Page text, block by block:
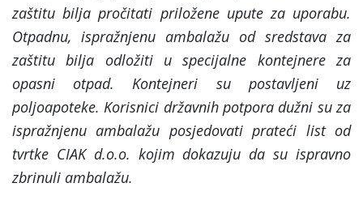
zaštitu bilja pročitati priložene upute za uporabu.
Otpadnu, ispražnjenu ambalažu od sredstava za
zaštitu bilja odložiti u specijalne kontejnere za
opasni otpad. Kontejneri su postavljeni uz
poljoapoteke. Korisnici državnih potpora dužni su za
ispražnjenu ambalažu posjedovati prateći list od
tvrtke CIAK d.o.o. kojim dokazuju da su ispravno
zbrinuli ambalažu.